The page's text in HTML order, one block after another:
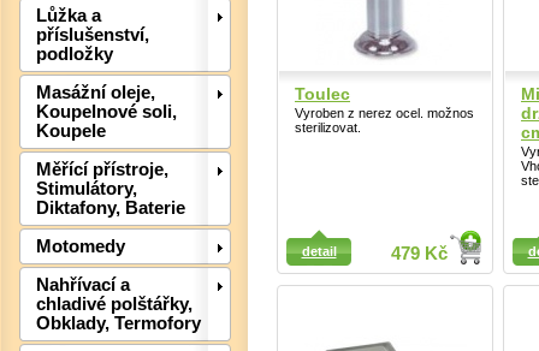
Lůžka a
příslušenství,
podložky
Masážní oleje,
Koupelnové soli,
Koupele
Měřící přístroje,
Stimulátory,
Diktafony, Baterie
Motomedy
Nahřívací a
chladivé polštářky,
Obklady, Termofory
Toulec
Vyroben z nerez ocel. možnos
sterilizovat.
479 Kč
detail
Detail